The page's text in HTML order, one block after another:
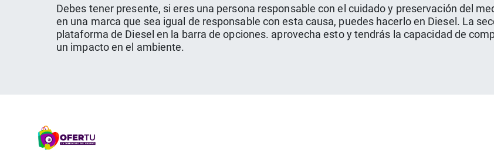
Debes tener presente, si eres una persona responsable con el cuidado y preservación del
en una marca que sea igual de responsable con esta causa, puedes hacerlo en Diesel. La
plataforma de Diesel en la barra de opciones. aprovecha esto y tendrás la capacidad de
un impacto en el ambiente.